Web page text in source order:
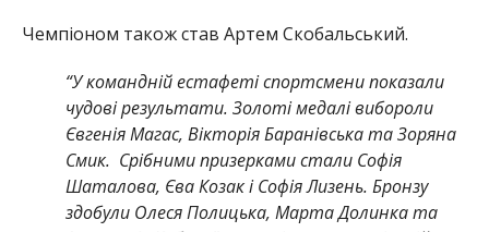
Чемпіоном також став Артем Скобальський.
“У командній естафеті спортсмени показали
чудові результати. Золоті медалі вибороли
Євгенія Магас, Вікторія Баранівська та Зоряна
Смик. Срібними призерками стали Софія
Шаталова, Єва Козак і Софія Лизень. Бронзу
здобули Олеся Полицька, Марта Долинка та